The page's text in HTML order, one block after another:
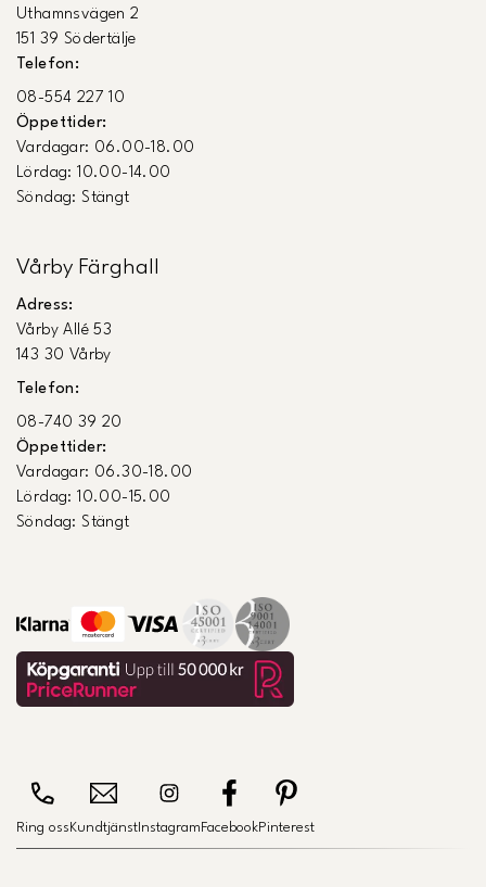
Uthamnsvägen 2
151 39 Södertälje
Telefon:
08-554 227 10
Öppettider:
Vardagar: 06.00-18.00
Lördag: 10.00-14.00
Söndag: Stängt
Vårby Färghall
Adress:
Vårby Allé 53
143 30 Vårby
Telefon:
08-740 39 20
Öppettider:
Vardagar: 06.30-18.00
Lördag: 10.00-15.00
Söndag: Stängt
Ring oss Kundtjänst Instagram FacebookPinterest